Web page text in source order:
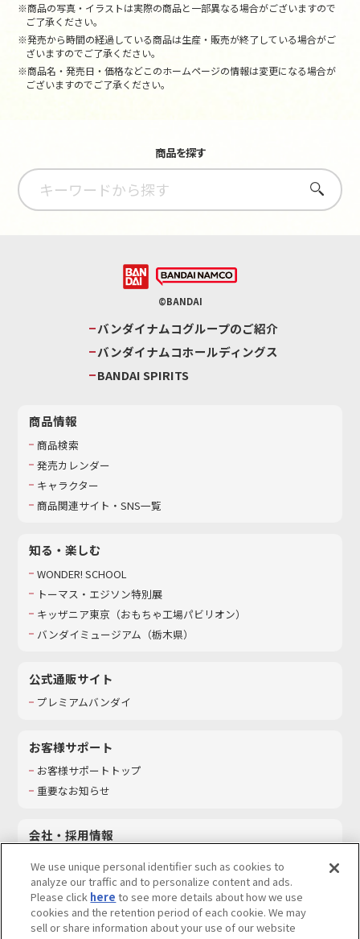
※商品の写真・イラストは実際の商品と一部異なる場合がございますので
ご了承ください。
※発売から時間の経過している商品は生産・販売が終了している場合がご
ざいますのでご了承ください。
※商品名・発売日・価格などこのホームページの情報は変更になる場合が
ございますのでご了承ください。
商品を探す
さがす
©BANDAI
バンダイナムコグループのご紹介
バンダイナムコホールディングス
BANDAI SPIRITS
商品情報
商品検索
発売カレンダー
キャラクター
商品関連サイト・SNS一覧
知る・楽しむ
WONDER! SCHOOL
トーマス・エジソン特別展
キッザニア東京（おもちゃ工場パビリオン）​
バンダイミュージアム（栃木県）
公式通販サイト
プレミアムバンダイ
お客様サポート
お客様サポートトップ
重要なお知らせ
会社・採用情報
採用情報
サステナビリティ
お問い合わせ
We use unique personal identifier such as cookies to
analyze our traffic and to personalize content and ads.
Please click here to see more details about how we use
cookies and the retention period of each cookie. We may
sell or share information about your use of our website